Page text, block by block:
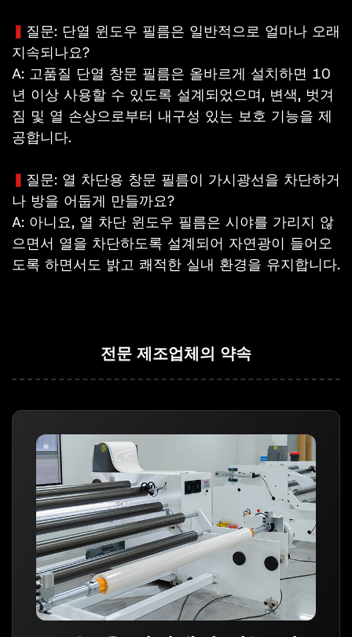
▍ 질문: 단열 윈도우 필름은 일반적으로 얼마나 오래
지속되나요?
A: 고품질 단열 창문 필름은 올바르게 설치하면 10
년 이상 사용할 수 있도록 설계되었으며, 변색, 벗겨
짐 및 열 손상으로부터 내구성 있는 보호 기능을 제
공합니다.
▍ 질문: 열 차단용 창문 필름이 가시광선을 차단하거
나 방을 어둡게 만들까요?
A: 아니요, 열 차단 윈도우 필름은 시야를 가리지 않
으면서 열을 차단하도록 설계되어 자연광이 들어오
도록 하면서도 밝고 쾌적한 실내 환경을 유지합니다.
전문 제조업체의 약속